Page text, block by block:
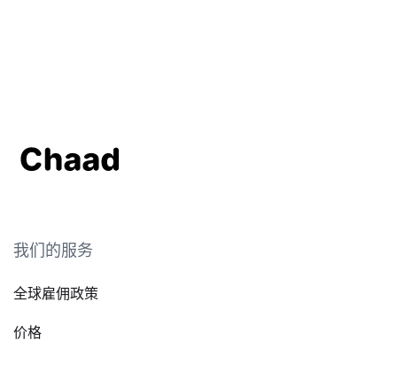
我们的服务
全球雇佣政策
价格